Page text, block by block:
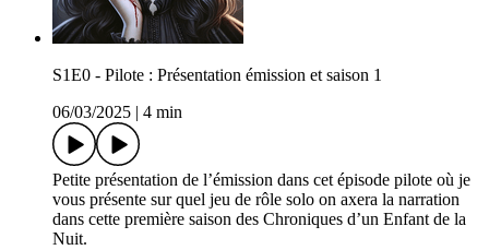
S1E0 - Pilote : Présentation émission et saison 1
06/03/2025
4 min
Petite présentation de l’émission dans cet épisode pilote où je
vous présente sur quel jeu de rôle solo on axera la narration
dans cette première saison des Chroniques d’un Enfant de la
Nuit.